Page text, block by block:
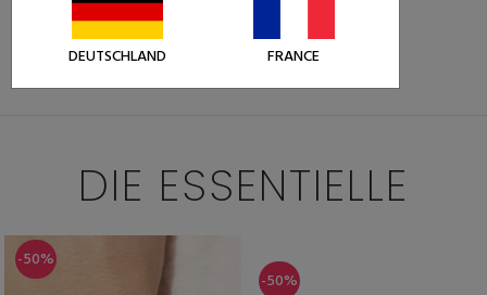
19,49 €38,99 €
Weniger als 5 Stück auf Lager
DIE ESSENTIELLE
-50%
-50%
DEUTSCHLAND FRANCE